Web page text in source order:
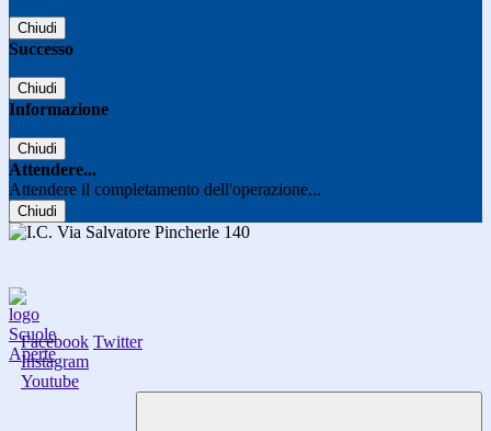
Chiudi
Successo
Chiudi
Informazione
Chiudi
Attendere...
Attendere il completamento dell'operazione...
Chiudi
Facebook Twitter
Instagram
Youtube